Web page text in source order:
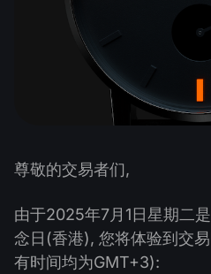
信号提供者与追随者
帮助中心
什么是CFD交易？
什么是ECN交易？
尊敬的交易者们,
由于2025年7月1日星期二
念日(香港), 您将体验到交
有时间均为GMT+3):